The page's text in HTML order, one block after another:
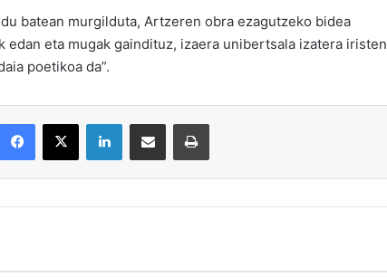
batean murgilduta, Artzeren obra ezagutzeko bidea
edan eta mugak gaindituz, izaera unibertsala izatera iristen
poetikoa da”.